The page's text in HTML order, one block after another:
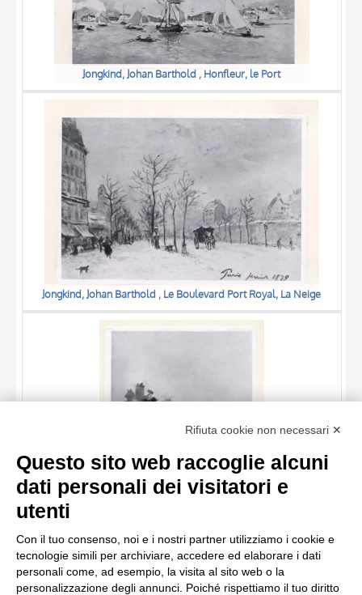
Jongkind, Johan Barthold , Honfleur, le Port
Jongkind, Johan Barthold , Le Boulevard Port Royal, La Neige
OGGETTO
LOCALIZZAZIONE
Rifiuta cookie non necessari ✕
Questo sito web raccoglie alcuni
dati personali dei visitatori e
utenti
Con il tuo consenso, noi e i nostri partner utilizziamo i cookie e
tecnologie simili per archiviare, accedere ed elaborare i dati
personali come, ad esempio, la visita al sito web o la
personalizzazione degli annunci. Poiché rispettiamo il tuo diritto